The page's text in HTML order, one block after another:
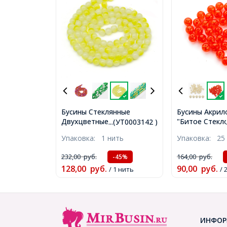
...(УТ0003142 )
Бусины Стеклянные
Двухцветные, окрашенные,
Диаметр: 8мм, Отверстие
1мм, около 104шт/83см/
нить, (УТ0003142)
Упаковка: 1 нить
232,00руб. -45%
128,00 руб. / 1 нить
Бусины
"Битое
2мм, около
Упаковка: 25
164,00руб.
90,00 руб. /